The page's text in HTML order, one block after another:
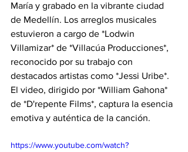
María y grabado en la vibrante ciudad
de Medellín. Los arreglos musicales
estuvieron a cargo de *Lodwin
Villamizar* de *Villacúa Producciones*,
reconocido por su trabajo con
destacados artistas como *Jessi Uribe*.
El video, dirigido por *William Gahona*
de *D'repente Films*, captura la esencia
emotiva y auténtica de la canción.
https://www.youtube.com/watch?